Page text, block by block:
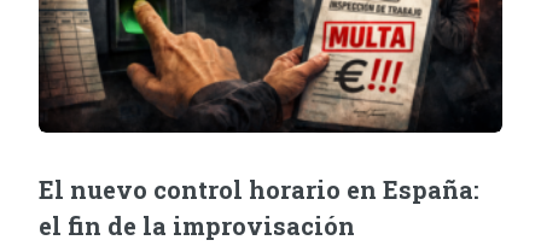
El nuevo control horario en España:
el fin de la improvisación